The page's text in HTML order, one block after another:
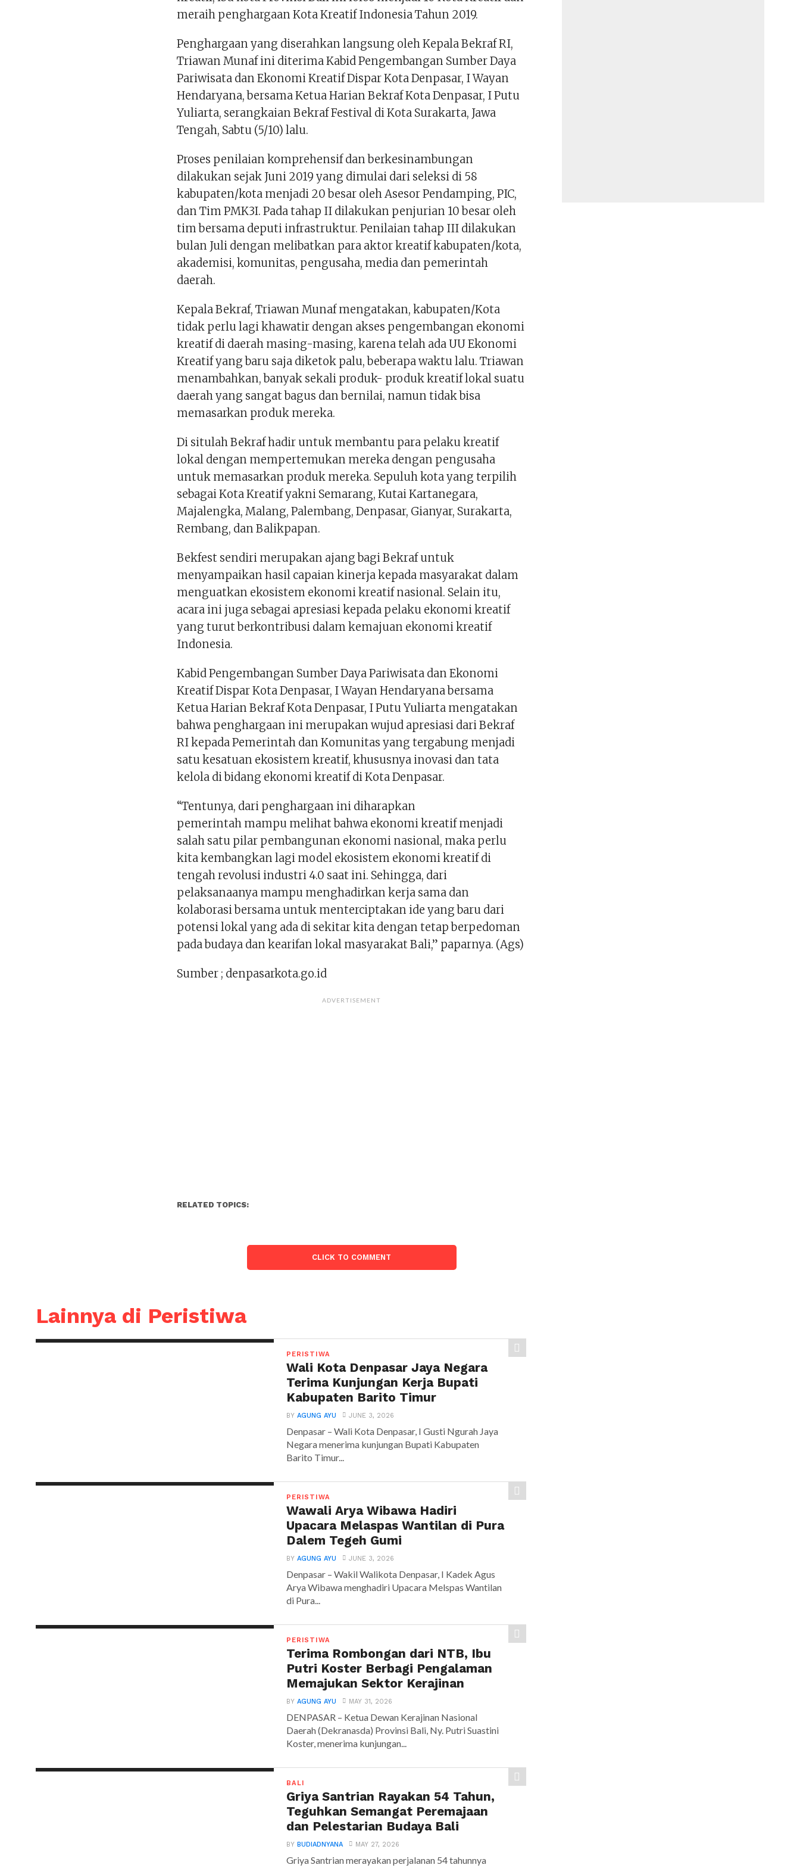
meraih penghargaan Kota Kreatif Indonesia Tahun 2019.
Penghargaan yang diserahkan langsung oleh Kepala Bekraf RI,
Triawan Munaf ini diterima Kabid Pengembangan Sumber Daya
Pariwisata dan Ekonomi Kreatif Dispar Kota Denpasar, I Wayan
Hendaryana, bersama Ketua Harian Bekraf Kota Denpasar, I Putu
Yuliarta, serangkaian Bekraf Festival di Kota Surakarta, Jawa
Tengah, Sabtu (5/10) lalu.
Proses penilaian komprehensif dan berkesinambungan
dilakukan sejak Juni 2019 yang dimulai dari seleksi di 58
kabupaten/kota menjadi 20 besar oleh Asesor Pendamping, PIC,
dan Tim PMK3I. Pada tahap II dilakukan penjurian 10 besar oleh
tim bersama deputi infrastruktur. Penilaian tahap III dilakukan
bulan Juli dengan melibatkan para aktor kreatif kabupaten/kota,
akademisi, komunitas, pengusaha, media dan pemerintah
daerah.
Kepala Bekraf, Triawan Munaf mengatakan, kabupaten/Kota
tidak perlu lagi khawatir dengan akses pengembangan ekonomi
kreatif di daerah masing-masing, karena telah ada UU Ekonomi
Kreatif yang baru saja diketok palu, beberapa waktu lalu. Triawan
menambahkan, banyak sekali produk- produk kreatif lokal suatu
daerah yang sangat bagus dan bernilai, namun tidak bisa
memasarkan produk mereka.
Di situlah Bekraf hadir untuk membantu para pelaku kreatif
lokal dengan mempertemukan mereka dengan pengusaha
untuk memasarkan produk mereka. Sepuluh kota yang terpilih
sebagai Kota Kreatif yakni Semarang, Kutai Kartanegara,
Majalengka, Malang, Palembang, Denpasar, Gianyar, Surakarta,
Rembang, dan Balikpapan.
Bekfest sendiri merupakan ajang bagi Bekraf untuk
menyampaikan hasil capaian kinerja kepada masyarakat dalam
menguatkan ekosistem ekonomi kreatif nasional. Selain itu,
acara ini juga sebagai apresiasi kepada pelaku ekonomi kreatif
yang turut berkontribusi dalam kemajuan ekonomi kreatif
Indonesia.
Kabid Pengembangan Sumber Daya Pariwisata dan Ekonomi
Kreatif Dispar Kota Denpasar, I Wayan Hendaryana bersama
Ketua Harian Bekraf Kota Denpasar, I Putu Yuliarta mengatakan
bahwa penghargaan ini merupakan wujud apresiasi dari Bekraf
RI kepada Pemerintah dan Komunitas yang tergabung menjadi
satu kesatuan ekosistem kreatif, khususnya inovasi dan tata
kelola di bidang ekonomi kreatif di Kota Denpasar.
“Tentunya, dari penghargaan ini diharapkan
pemerintah mampu melihat bahwa ekonomi kreatif menjadi
salah satu pilar pembangunan ekonomi nasional, maka perlu
kita kembangkan lagi model ekosistem ekonomi kreatif di
tengah revolusi industri 4.0 saat ini. Sehingga, dari
pelaksanaanya mampu menghadirkan kerja sama dan
kolaborasi bersama untuk menterciptakan ide yang baru dari
potensi lokal yang ada di sekitar kita dengan tetap berpedoman
pada budaya dan kearifan lokal masyarakat Bali,” paparnya. (Ags)
Sumber ; denpasarkota.go.id
ADVERTISEMENT
RELATED TOPICS:
CLICK TO COMMENT
Lainnya di Peristiwa
PERISTIWA
Wali Kota Denpasar Jaya Negara
Terima Kunjungan Kerja Bupati
Kabupaten Barito Timur
BYAGUNG AYU JUNE 3, 2026
Denpasar – Wali Kota Denpasar, I Gusti Ngurah Jaya
Negara menerima kunjungan Bupati Kabupaten
Barito Timur...
PERISTIWA
Wawali Arya Wibawa Hadiri
Upacara Melaspas Wantilan di Pura
Dalem Tegeh Gumi
BYAGUNG AYU JUNE 3, 2026
Denpasar – Wakil Walikota Denpasar, I Kadek Agus
Arya Wibawa menghadiri Upacara Melspas Wantilan
di Pura...
PERISTIWA
Terima Rombongan dari NTB, Ibu
Putri Koster Berbagi Pengalaman
Memajukan Sektor Kerajinan
BYAGUNG AYU MAY 31, 2026
DENPASAR – Ketua Dewan Kerajinan Nasional
Daerah (Dekranasda) Provinsi Bali, Ny. Putri Suastini
Koster, menerima kunjungan...
BALI
Griya Santrian Rayakan 54 Tahun,
Teguhkan Semangat Peremajaan
dan Pelestarian Budaya Bali
BYBUDIADNYANA MAY 27, 2026
Griya Santrian merayakan perjalanan 54 tahunnya